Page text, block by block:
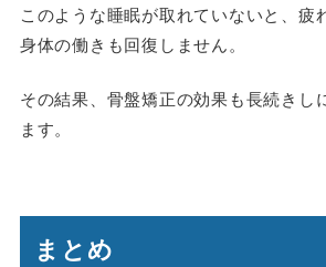
このような睡眠が取れていないと、疲
身体の働きも回復しません。
その結果、骨盤矯正の効果も長続きし
ます。
まとめ